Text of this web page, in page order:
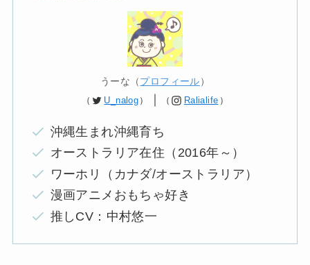
うーな（プロフィール）
（ U_nalog ） ｜ （ Ralialife ）
沖縄生まれ沖縄育ち
オーストラリア在住（2016年～）
ワーホリ（カナダ/オーストラリア）
漫画アニメおもちゃ好き
推しCV：中村悠一